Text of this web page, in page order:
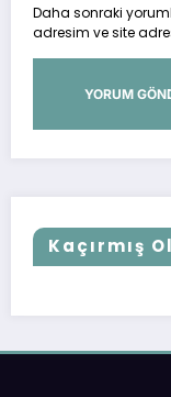
Daha sonraki
adresim ve site
Kaçırmış